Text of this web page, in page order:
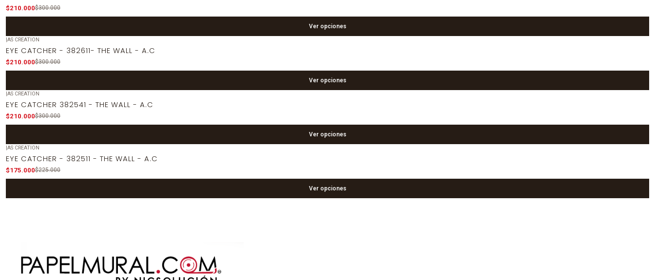
$210.000$300.000
Ver opciones
|AS CREATION
EYE CATCHER - 382611- THE WALL - A.C
$210.000$300.000
Ver opciones
|AS CREATION
EYE CATCHER 382541 - THE WALL - A.C
$210.000$300.000
Ver opciones
|AS CREATION
EYE CATCHER - 382511 - THE WALL - A.C
$175.000$225.000
Ver opciones